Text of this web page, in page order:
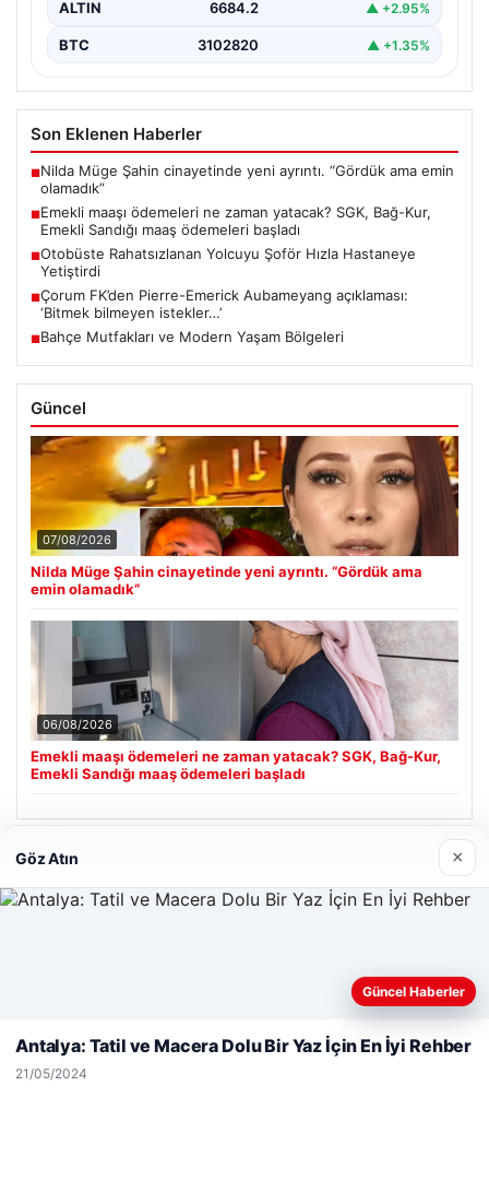
ALTIN 6684.2 ▲ +2.95%
BTC 3102820 ▲ +1.35%
Son Eklenen Haberler
■Nilda Müge Şahin cinayetinde yeni ayrıntı. “Gördük ama emin
olamadık”
■Emekli maaşı ödemeleri ne zaman yatacak? SGK, Bağ-Kur,
Emekli Sandığı maaş ödemeleri başladı
■Otobüste Rahatsızlanan Yolcuyu Şoför Hızla Hastaneye
Yetiştirdi
■Çorum FK’den Pierre-Emerick Aubameyang açıklaması:
‘Bitmek bilmeyen istekler…’
■Bahçe Mutfakları ve Modern Yaşam Bölgeleri
Güncel
07/08/2026
Nilda Müge Şahin cinayetinde yeni ayrıntı. “Gördük ama
emin olamadık”
06/08/2026
Emekli maaşı ödemeleri ne zaman yatacak? SGK, Bağ-Kur,
Emekli Sandığı maaş ödemeleri başladı
Son Eklenen Firmalar
Enes Kaplan Avukatlık Bürosu
Web sitemizi nasıl kullandığınızı daha iyi anlayabilmek,
deneyiminizi kişiselleştirmek ve geliştirmek amacıyla çerezler
Reddet
Göz Atın ×
Güncel Haberler
Antalya: Tatil ve Macera Dolu Bir Yaz İçin En İyi Rehber
21/05/2024